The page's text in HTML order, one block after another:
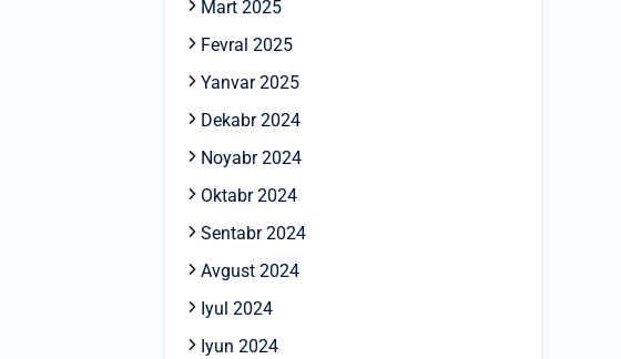
Mart 2025
Fevral 2025
Yanvar 2025
Dekabr 2024
Noyabr 2024
Oktabr 2024
Sentabr 2024
Avgust 2024
Iyul 2024
Iyun 2024